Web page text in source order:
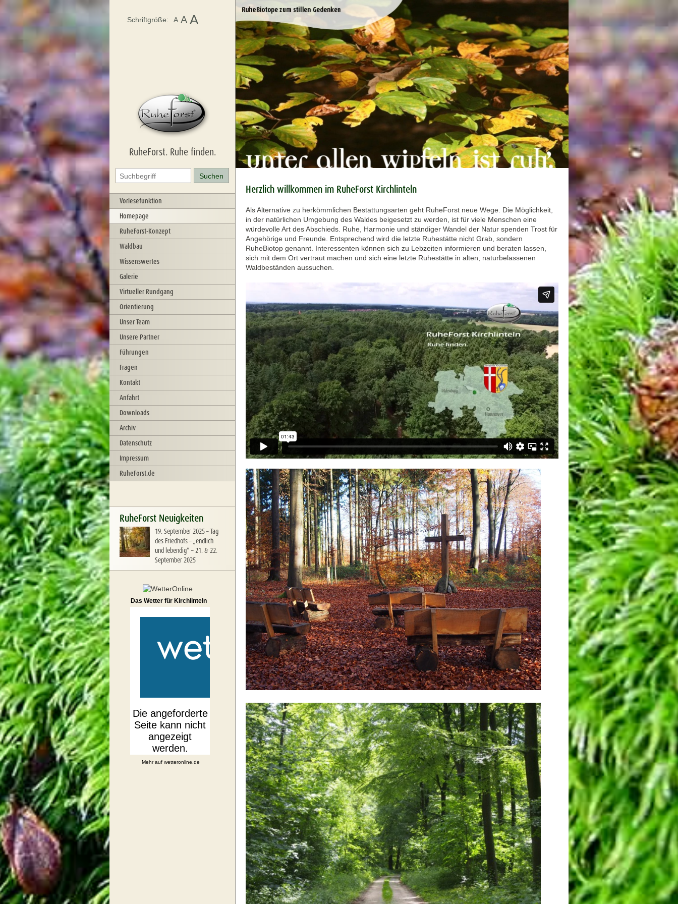
RuheForst. Ruhe finden.
Vorlesefunktion
Homepage
RuheForst-Konzept
Waldbau
Wissenswertes
Galerie
Virtueller Rundgang
Orientierung
Unser Team
Unsere Partner
Führungen
Fragen
Kontakt
Anfahrt
Downloads
Archiv
Datenschutz
Impressum
RuheForst.de
RuheForst Neuigkeiten
19. September 2025–Tag
des Friedhofs – „endlich
und lebendig“ – 21. & 22.
September 2025
Schriftgröße: A A A
Das Wetter für Kirchlinteln
Mehr auf wetteronline.de
Herzlich willkommen im RuheForst Kirchlinteln
Als Alternative zu herkömmlichen Bestattungsarten geht RuheForst neue Wege. Die Möglichkeit,
in der natürlichen Umgebung des Waldes beigesetzt zu werden, ist für viele Menschen eine
würdevolle Art des Abschieds. Ruhe, Harmonie und ständiger Wandel der Natur spenden Trost für
Angehörige und Freunde. Entsprechend wird die letzte Ruhestätte nicht Grab, sondern
RuheBiotop genannt. Interessenten können sich zu Lebzeiten informieren und beraten lassen,
sich mit dem Ort vertraut machen und sich eine letzte Ruhestätte in alten, naturbelassenen
Waldbeständen aussuchen.